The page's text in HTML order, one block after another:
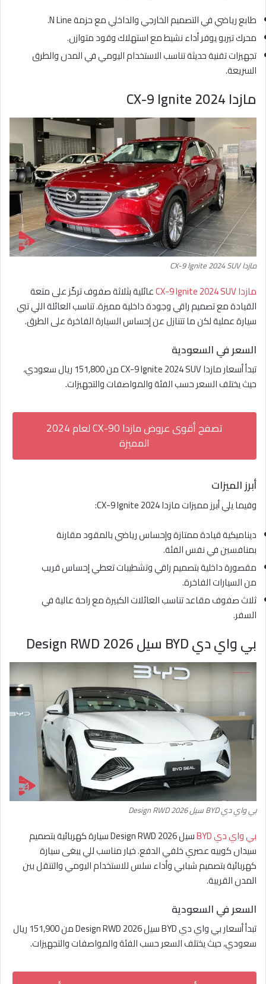
طابع رياضي في التصميم الخارجي والداخلي مع حزمة N Line.
محرك تيربو يوفر أداء نشيط مع استهلاك وقود متوازن.
تجهيزات تقنية حديثة تناسب الاستخدام اليومي في المدن والطرق
السريعة.
مازدا CX-9 Ignite 2024
مازدا CX-9 Ignite 2024 SUV
مازدا CX-9 Ignite 2024 SUV
عائلية بثلاثة صفوف تركّز على متعة
القيادة مع تصميم راقي وجودة داخلية مميزة. تناسب العائلة اللي تبي
سيارة عملية لكن ما تتنازل عن إحساس السيارة الفاخرة على الطرق.
السعر في السعودية
تبدأ أسعار مازدا CX-9 Ignite 2024 SUV من 151,800 ريال سعودي،
حيث يختلف السعر حسب الفئة والمواصفات والتجهيزات.
تصفح أقوى عروض مازدا CX-90 لعام 2024
المميزة
أبرز الميزات
وفيما يلي أبرز مميزات مازدا CX-9 Ignite 2024:
ديناميكية قيادة ممتازة وإحساس رياضي بالمقود مقارنة
بمنافسين في نفس الفئة.
مقصورة داخلية بتصميم راقي وتشطيبات تعطي إحساس قريب
من السيارات الفاخرة.
ثلاث صفوف مقاعد تناسب العائلات الكبيرة مع راحة عالية في
السفر.
بي واي دي BYD سيل Design RWD 2026
بي واي دي BYD سيل Design RWD 2026
بي واي دي BYD
سيل Design RWD 2026 سيارة كهربائية بتصميم
سيدان كوبيه عصري خلفي الدفع. خيار مناسب للي يبغى سيارة
كهربائية بتصميم شبابي وأداء سلس للاستخدام اليومي والتنقل بين
المدن القريبة.
السعر في السعودية
تبدأ أسعار بي واي دي BYD سيل Design RWD 2026 من 151,900 ريال
سعودي، حيث يختلف السعر حسب الفئة والمواصفات والتجهيزات.